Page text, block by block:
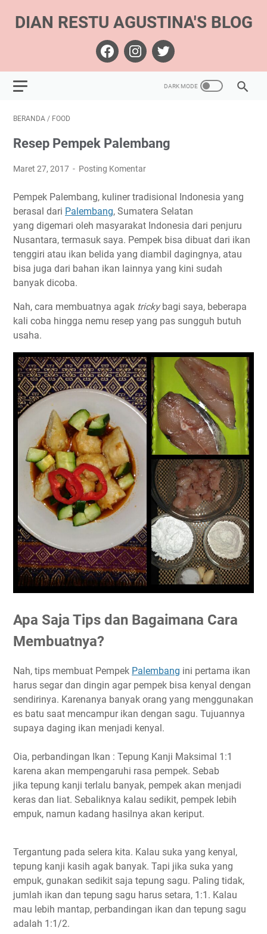
DIAN RESTU AGUSTINA'S BLOG
BERANDA / FOOD
Resep Pempek Palembang
Maret 27, 2017 Posting Komentar
Pempek Palembang, kuliner tradisional Indonesia yang
berasal dari Palembang, Sumatera Selatan
yang digemari oleh masyarakat Indonesia dari penjuru
Nusantara, termasuk saya. Pempek bisa dibuat dari ikan
tenggiri atau ikan belida yang diambil dagingnya, atau
bisa juga dari bahan ikan lainnya yang kini sudah
banyak dicoba.
Nah, cara membuatnya agak trickybagi saya, beberapa
kali coba hingga nemu resep yang pas sungguh butuh
usaha.
Apa Saja Tips dan Bagaimana Cara
Membuatnya?
Nah, tips membuat Pempek Palembang ini pertama ikan
harus segar dan dingin agar pempek bisa kenyal dengan
sendirinya. Karenanya banyak orang yang menggunakan
es batu saat mencampur ikan dengan sagu. Tujuannya
supaya daging ikan menjadi kenyal.
Oia, perbandingan Ikan : Tepung Kanji Maksimal 1:1
karena akan mempengaruhi rasa pempek. Sebab
jika tepung kanji terlalu banyak, pempek akan menjadi
keras dan liat. Sebaliknya kalau sedikit, pempek lebih
empuk, namun kadang hasilnya akan keriput.
Tergantung pada selera kita. Kalau suka yang kenyal,
tepung kanji kasih agak banyak. Tapi jika suka yang
empuk, gunakan sedikit saja tepung sagu. Paling tidak,
jumlah ikan dan tepung sagu harus setara, 1:1. Kalau
mau lebih mantap, perbandingan ikan dan tepung sagu
adalah 1:1/2.